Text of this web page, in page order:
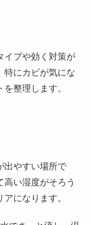
イプや効く対策が
特にカビが気にな
整理します。
出やすい場所で
い湿度がそろう
になります。